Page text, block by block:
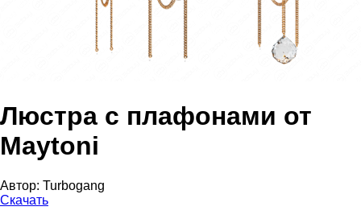
Люстра с плафонами от
Maytoni
Автор: Turbogang
Скачать